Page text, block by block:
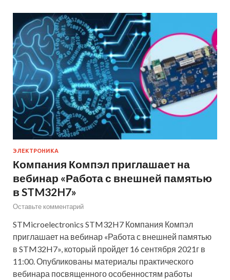
ЭЛЕКТРОНИКА
Компания Компэл приглашает на
вебинар «Работа с внешней памятью
в STM32H7»
Оставьте комментарий
STMicroelectronics STM32H7 Компания Компэл
приглашает на вебинар «Работа с внешней памятью
в STM32H7», который пройдет 16 сентября 2021г в
11:00. Опубликованы материалы практического
вебинара посвященного особенностям работы